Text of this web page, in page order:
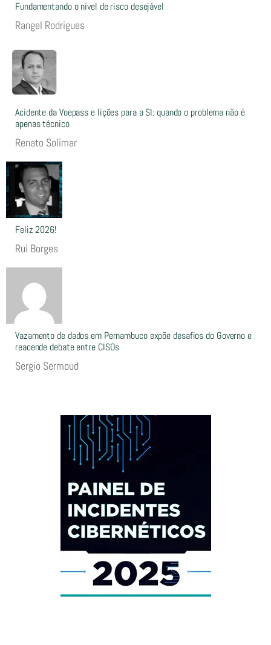
Fundamentando o nível de risco desejável
Rangel Rodrigues
Acidente da Voepass e lições para a SI: quando o problema não é
apenas técnico
Renato Solimar
Feliz 2026!
Rui Borges
Vazamento de dados em Pernambuco expõe desafios do Governo e
reacende debate entre CISOs
Sergio Sermoud